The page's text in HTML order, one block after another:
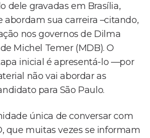
dele gravadas em Brasília,
abordam sua carreira –citando,
nos governos de Dilma
Michel Temer (MDB). O
inicial é apresentá-lo —por
não vai abordar as
para São Paulo.
única de conversar com
que muitas vezes se informam